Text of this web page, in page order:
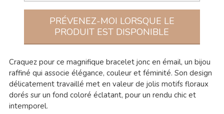
PRÉVENEZ-MOI LORSQUE LE
PRODUIT EST DISPONIBLE
Craquez pour ce magnifique bracelet jonc en émail, un bijou
raffiné qui associe élégance, couleur et féminité. Son design
délicatement travaillé met en valeur de jolis motifs floraux
dorés sur un fond coloré éclatant, pour un rendu chic et
intemporel.